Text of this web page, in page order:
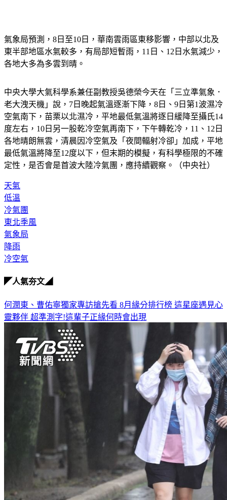
氣象局預測，8日至10日，華南雲雨區東移影響，中部以北及
東半部地區水氣較多，有局部短暫雨，11日、12日水氣減少，
各地大多為多雲到晴。
中央大學大氣科學系兼任副教授吳德榮今天在「三立準氣象．
老大洩天機」說，7日晚起氣溫逐漸下降，8日、9日第1波濕冷
空氣南下，苗栗以北濕冷，平地最低氣溫將逐日緩降至攝氏14
度左右，10日另一股乾冷空氣再南下，下午轉乾冷，11、12日
各地晴朗無雲，清晨因冷空氣及「夜間輻射冷卻」加成，平地
最低氣溫將降至12度以下，但末期的模擬，有科學極限的不確
定性，是否會是首波大陸冷氣團，應持續觀察。（中央社）
天氣
低溫
冷氣團
東北季風
氣象局
降雨
冷空氣
◤人氣夯文◢
何潤東、曹佑寧獨家專訪搶先看 8月緣分排行榜 這星座遇見心
靈夥伴 超準測字!這輩子正緣何時會出現